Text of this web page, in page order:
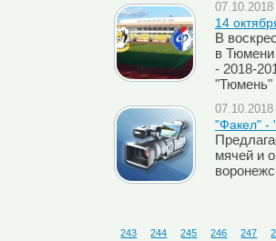
14
В
в Тюмени
- 2018-
"Тюмень"
"Факел" -
мячей и
243 244 245 246 247